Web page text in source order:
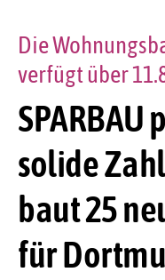
solide
baut 25
für
Die
verfügt über